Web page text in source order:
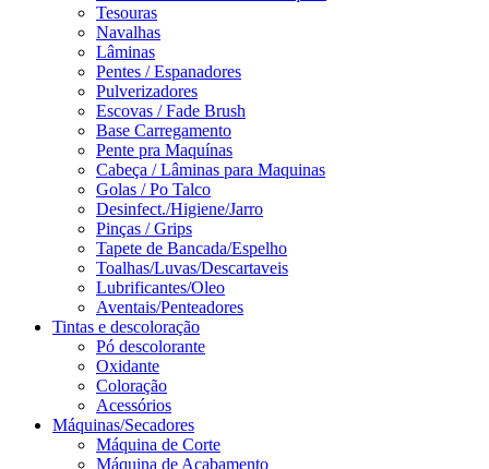
Tesouras
Navalhas
Lâminas
Pentes / Espanadores
Pulverizadores
Escovas / Fade Brush
Base Carregamento
Pente pra Maquínas
Cabeça / Lâminas para Maquinas
Golas / Po Talco
Desinfect./Higiene/Jarro
Pinças / Grips
Tapete de Bancada/Espelho
Toalhas/Luvas/Descartaveis
Lubrificantes/Oleo
Aventais/Penteadores
Tintas e descoloração
Pó descolorante
Oxidante
Coloração
Acessórios
Máquinas/Secadores
Máquina de Corte
Máquina de Acabamento